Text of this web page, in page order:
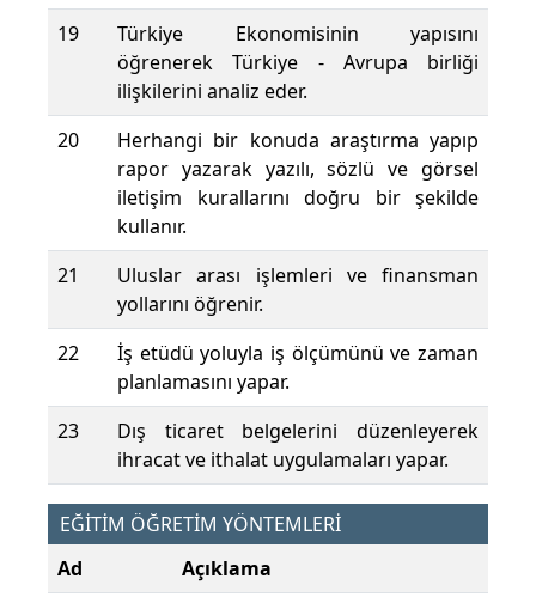
19
Türkiye Ekonomisinin yapısını
öğrenerek Türkiye - Avrupa birliği
ilişkilerini analiz eder.
20
Herhangi bir konuda araştırma yapıp
rapor yazarak yazılı, sözlü ve görsel
iletişim kurallarını doğru bir şekilde
kullanır.
21
Uluslar arası işlemleri ve finansman
yollarını öğrenir.
22
İş etüdü yoluyla iş ölçümünü ve zaman
planlamasını yapar.
23
Dış ticaret belgelerini düzenleyerek
ihracat ve ithalat uygulamaları yapar.
EĞİTİM ÖĞRETİM YÖNTEMLERİ
Ad
Açıklama